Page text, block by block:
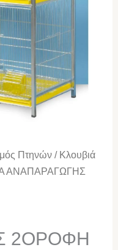
Πτηνών / Κλουβιά
ΑΝΑΠΑΡΑΓΩΓΗΣ
2ΟΡΟΦΗ